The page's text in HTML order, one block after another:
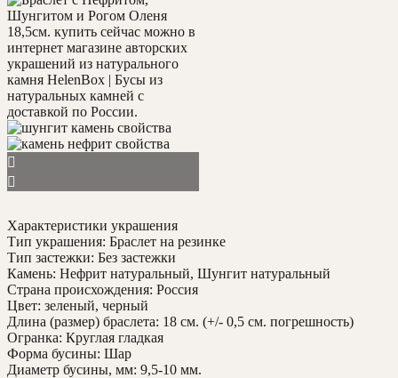
Характеристики украшения
Тип украшения: Браслет на резинке
Тип застежки: Без застежки
Камень: Нефрит натуральный, Шунгит натуральный
Страна происхождения: Россия
Цвет: зеленый, черный
Длина (размер) браслета: 18 см. (+/- 0,5 см. погрешность)
Огранка: Круглая гладкая
Форма бусины: Шар
Диаметр бусины, мм: 9,5-10 мм.